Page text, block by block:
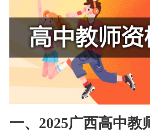
一、2025广西高中教